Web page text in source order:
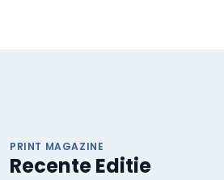
PRINT MAGAZINE
Recente Editie